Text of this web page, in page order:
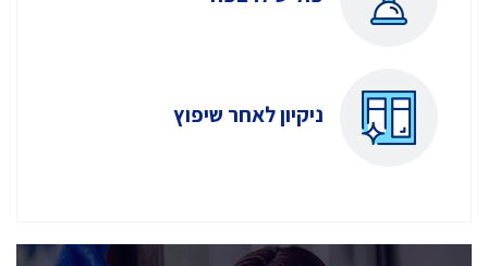
ניקיון לאחר שיפוץ